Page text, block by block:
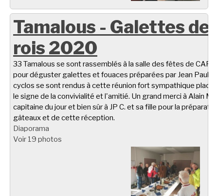
Tamalous - Galettes
rois 2020
33 Tamalous se sont rassemblés à la salle des fêtes de
pour déguster galettes et fouaces préparées par Jean Paul C.
cyclos se sont rendus à cette réunion fort sympathique
le signe de la convivialité et l'amitié. Un grand merci à Alain M.
capitaine du jour et bien sûr à JP C. et sa fille pour la
gâteaux et de cette réception.
Diaporama
Voir 19 photos